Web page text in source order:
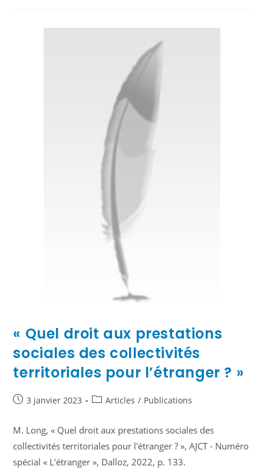
« Quel droit aux prestations
sociales des collectivités
territoriales pour l’étranger ? »
3 janvier 2023 Articles / Publications
M. Long, « Quel droit aux prestations sociales des
collectivités territoriales pour l'étranger ? », AJCT - Numéro
spécial « L’étranger », Dalloz, 2022, p. 133.